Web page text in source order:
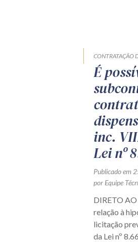
CONTRATAÇÃO
É
inc.
Lei nº
Publicado em
por Equipe
DIRETO
relação à
licitação
da Lei nº